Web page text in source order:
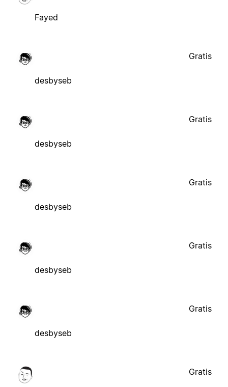
Fayed
desbyseb
Gratis
desbyseb
Gratis
desbyseb
Gratis
desbyseb
Gratis
desbyseb
Gratis
Gratis